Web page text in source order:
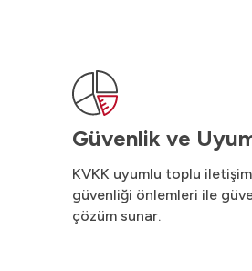
Güvenlik ve
KVKK uyumlu toplu
güvenliği önlemleri ile
çözüm sunar.